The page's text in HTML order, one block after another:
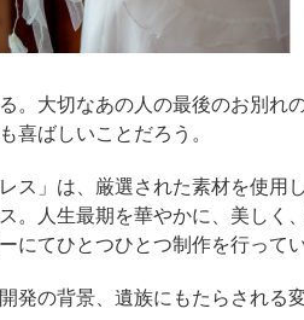
。大切なあの人の最後のお別れ
喜ばしいことだろう。
ス」は、厳選された素材を使用
。人生最期を華やかに、美しく
にてひとつひとつ制作を行ってい
発の背景、遺族にもたらされる